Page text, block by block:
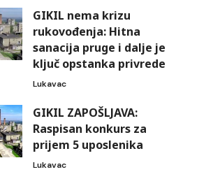
GIKIL nema krizu
rukovođenja: Hitna
sanacija pruge i dalje je
ključ opstanka privrede
Lukavac
GIKIL ZAPOŠLJAVA:
Raspisan konkurs za
prijem 5 uposlenika
Lukavac